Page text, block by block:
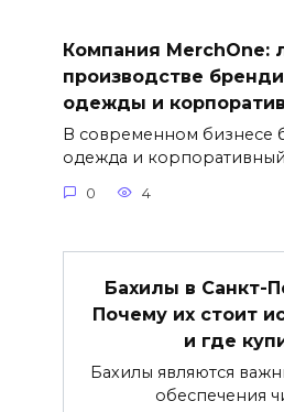
Компания MerchOne:
производстве
одежды и
В современном бизнесе
одежда и корпоративный
0 4
Бахилы в Санкт-
Почему их стоит
и где
Бахилы являются
обеспечения